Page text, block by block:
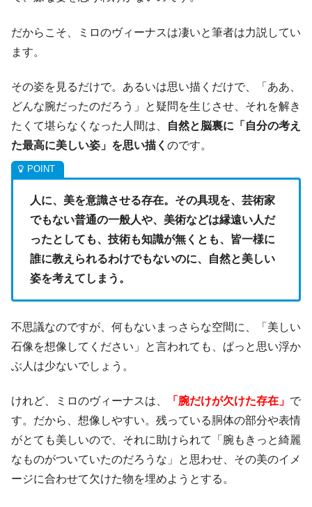
だからこそ、ミロのヴィーナスは凄いと筆者は力説してい
ます。
その姿を見るだけで。あるいは思い描くだけで、「ああ、
どんな腕だったのだろう」と疑問を生じさせ、それを解き
たくて堪らなくなった人間は、
自然と脳裏に「自分の考え
た最高に美しい姿」を思い描く のです。
人に、美を意識させる存在。その具現を、芸術家
でもない普通の一般人や、美術などは縁遠い人だ
ったとしても、技術も知識が無くとも、皆一様に
誰に教えられるわけでもないのに、自然と美しい
姿を考えてしまう。
不思議なのですが、何もないまっさらな空間に、「美しい
石像を想像してください」と言われても、ぱっと思い浮か
ぶ人は少ないでしょう。
けれど、ミロのヴィーナスは、 「腕だけが欠けた存在」 で
す。だから、想像しやすい。残っている胴体の部分や表情
がとても美しいので、それに助けられて「腕もきっと綺麗
なものがついていたのだろうな」と思わせ、その美のイメ
ージに合わせて欠けた物を埋めようとする。